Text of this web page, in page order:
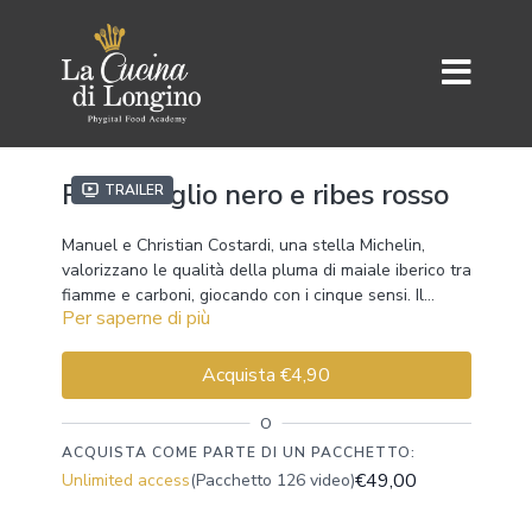
Trailer
Pluma aglio nero e ribes rosso
Manuel e Christian Costardi, una stella Michelin,
valorizzano le qualità della pluma di maiale iberico tra
fiamme e carboni, giocando con i cinque sensi. Il
risultato è strabiliante.
Gli ingredienti:
• 2 spicchi d’aglio
• 5 filetti di acciuga Nardin
• Crema di aglio nero
• Sale affumicato Maldon
• Pepe selvatico del Madascar
Per saperne di più
Acquista €4,90
O
ACQUISTA COME PARTE DI UN PACCHETTO:
Unlimited access(Pacchetto 126 video)€49,00